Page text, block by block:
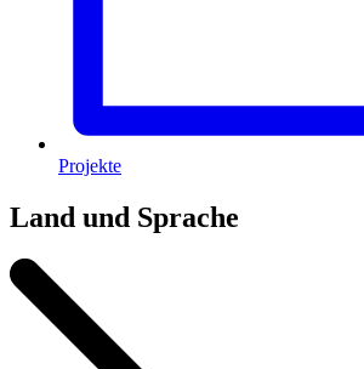
Projekte
Land und Sprache